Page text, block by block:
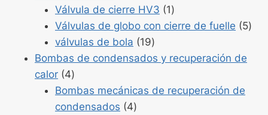
25
Válvula de cierre HV3 1Producto
1
Válvulas de globo con cierre de fuelle 5
válvulas de bola 19Productos
19
Bombas de condensados y recuperación de
calor 4Productos
4
Bombas mecánicas de recuperación de
condensados
4Productos